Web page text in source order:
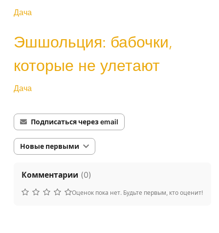
Дача
Эшшольция: бабочки,
которые не улетают
Дача
Подписаться через email
Новые первыми
Комментарии (0)
Оценок пока нет. Будьте первым, кто оценит!